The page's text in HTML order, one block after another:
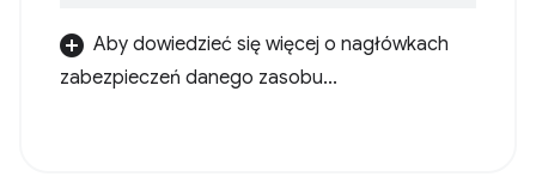
Aby dowiedzieć się więcej o nagłówkach
zabezpieczeń danego zasobu...